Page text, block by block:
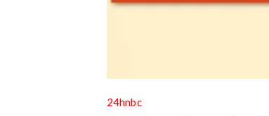
24hnbc